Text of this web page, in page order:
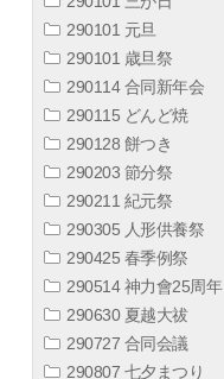
290101 元旦
290101 歳旦祭
290114 合同新年会
290115 どんど焼
290128 餅つき
290203 節分祭
290211 紀元祭
290305 人形供養祭
290425 春季例祭
290514 神力會25周年
290630 夏越大祓
290727 合同会議
290807 七夕まつり